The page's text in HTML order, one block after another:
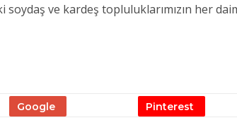
ve kardeş topluluklarımızın her